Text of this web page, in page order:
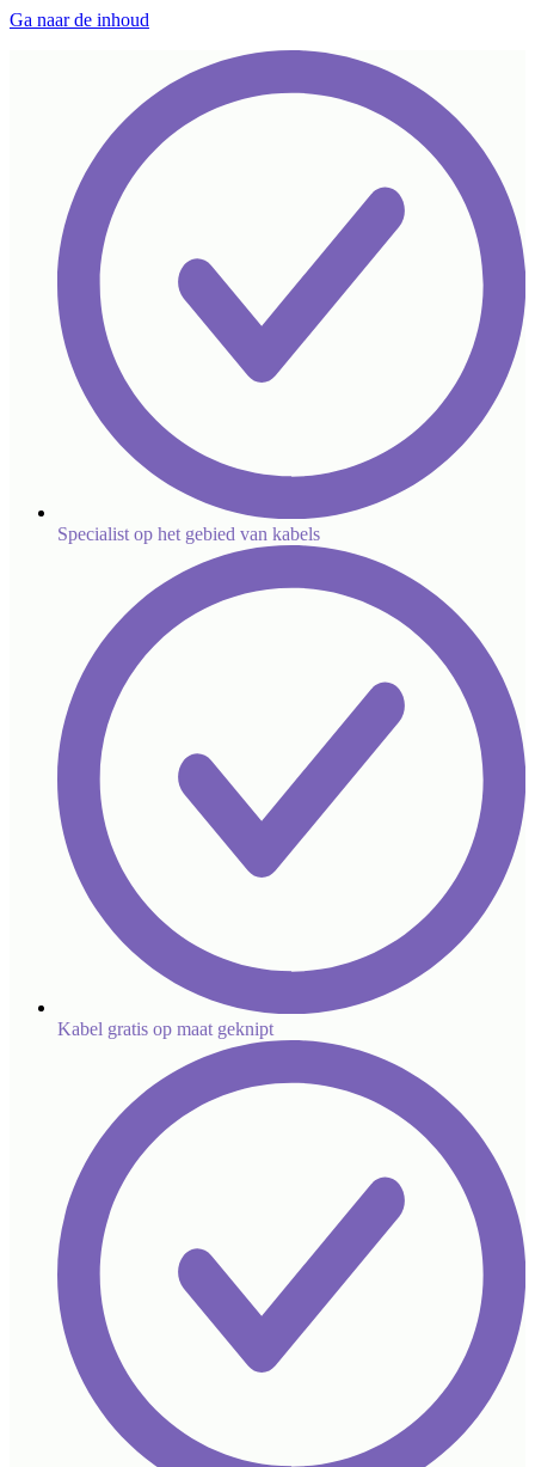
Ga naar de inhoud
Specialist op het gebied van kabels
Kabel gratis op maat geknipt